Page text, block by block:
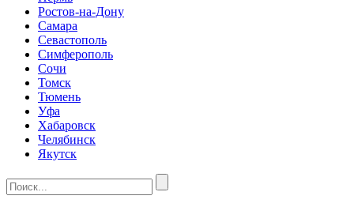
Ростов-на-Дону
Самара
Севастополь
Симферополь
Сочи
Томск
Тюмень
Уфа
Хабаровск
Челябинск
Якутск